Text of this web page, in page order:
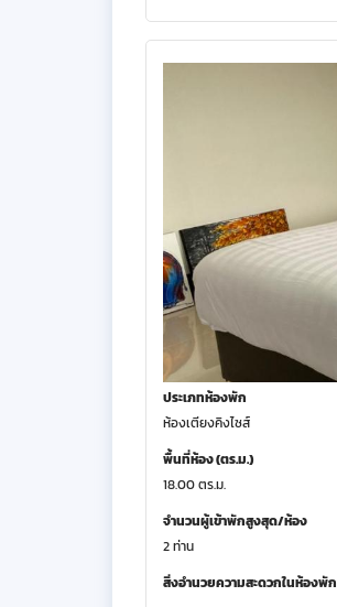
ประเภทห้องพัก
ห้องเตียงคิงไซส์
พื้นที่ห้อง (ตร.ม.)
18.00 ตร.ม.
จำนวนผู้เข้าพักสูงสุด/ห้อง
2 ท่าน
สิ่งอำนวยความสะดวกในห้องพัก